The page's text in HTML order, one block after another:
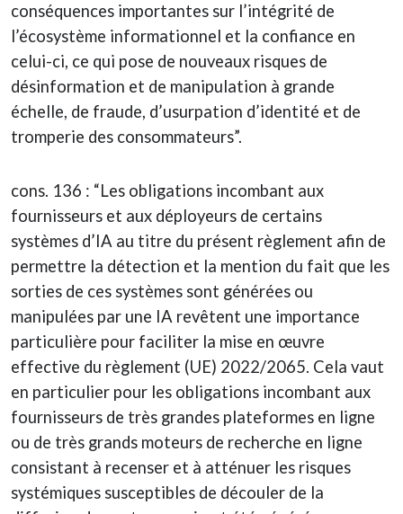
conséquences importantes sur l’intégrité de
l’écosystème informationnel et la confiance en
celui-ci, ce qui pose de nouveaux risques de
désinformation et de manipulation à grande
échelle, de fraude, d’usurpation d’identité et de
tromperie des consommateurs”.
cons. 136 : “Les obligations incombant aux
fournisseurs et aux déployeurs de certains
systèmes d’IA au titre du présent règlement afin de
permettre la détection et la mention du fait que les
sorties de ces systèmes sont générées ou
manipulées par une IA revêtent une importance
particulière pour faciliter la mise en œuvre
effective du règlement (UE) 2022/2065. Cela vaut
en particulier pour les obligations incombant aux
fournisseurs de très grandes plateformes en ligne
ou de très grands moteurs de recherche en ligne
consistant à recenser et à atténuer les risques
systémiques susceptibles de découler de la